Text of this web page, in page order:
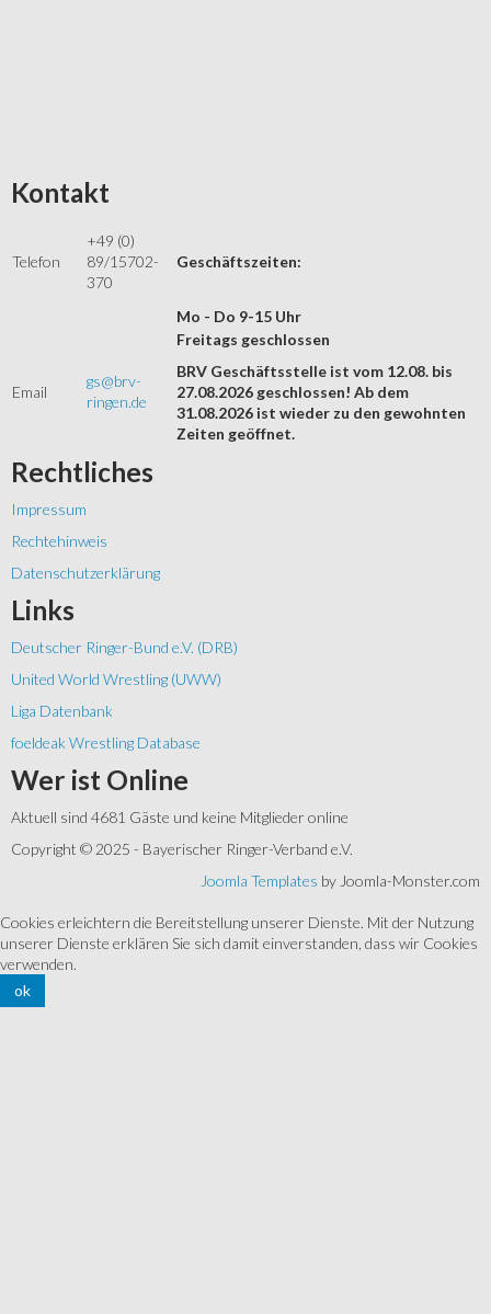
Kontakt
Telefon
+49 (0)
89/15702-
370
Geschäftszeiten:
Mo - Do 9-15 Uhr
Email
gs@brv-
ringen.de
Freitags geschlossen
BRV Geschäftsstelle ist vom 12.08. bis
27.08.2026 geschlossen! Ab dem
31.08.2026 ist wieder zu den gewohnten
Zeiten geöffnet.
Rechtliches
Impressum
Rechtehinweis
Datenschutzerklärung
Links
Deutscher Ringer-Bund e.V. (DRB)
United World Wrestling (UWW)
Liga Datenbank
foeldeak Wrestling Database
Wer ist Online
Aktuell sind 4681 Gäste und keine Mitglieder online
Copyright © 2025 - Bayerischer Ringer-Verband e.V.
Joomla Templates by Joomla-Monster.com
Cookies erleichtern die Bereitstellung unserer Dienste. Mit der Nutzung
unserer Dienste erklären Sie sich damit einverstanden, dass wir Cookies
verwenden.
ok